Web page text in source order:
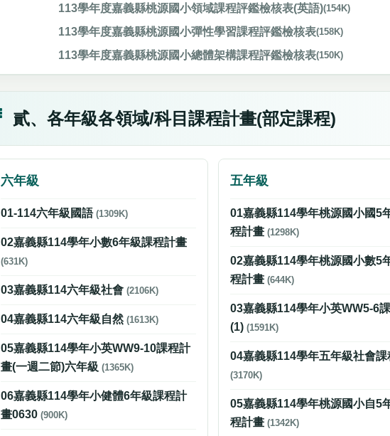
113學年度嘉義縣桃源國小領域課程評鑑檢核表(英語)(154K)
113學年度嘉義縣桃源國小彈性學習課程評鑑檢核表(158K)
113學年度嘉義縣桃源國小總體架構課程評鑑檢核表(150K)
貳、各年級各領域/科目課程計畫(部定課程)
六年級
01-114六年級國語(1309K)
02嘉義縣114學年小數6年級課程計畫
(631K)
03嘉義縣114六年級社會(2106K)
04嘉義縣114六年級自然(1613K)
05嘉義縣114學年小英WW9-10課程計
畫(一週二節)六年級(1365K)
06嘉義縣114學年小健體6年級課程計
畫0630(900K)
五年級
01嘉義縣114學年桃源國小國5
程計畫 (1298K)
02嘉義縣114學年桃源國小數5
程計畫 (644K)
03嘉義縣114學年小英WW5-6
(1) (1591K)
04嘉義縣114學年五年級社會課
(3170K)
05嘉義縣114學年桃源國小自5
程計畫 (1342K)